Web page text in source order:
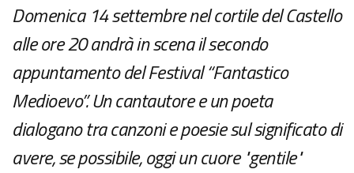
Domenica 14 settembre nel cortile del Castello
alle ore 20 andrà in scena il secondo
appuntamento del Festival “Fantastico
Medioevo”. Un cantautore e un poeta
dialogano tra canzoni e poesie sul significato di
avere, se possibile, oggi un cuore "gentile"